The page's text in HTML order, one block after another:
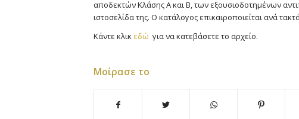
αποδεκτών Κλάσης Α και Β, των εξουσιοδοτημένων
ιστοσελίδα της. Ο κατάλογος επικαιροποιείται ανά
Κάντε κλικ εδώ για να κατεβάσετε το αρχείο.
Μοίρασε το